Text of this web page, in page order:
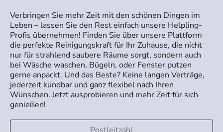
Verbringen Sie mehr Zeit mit den schönen Dingen im
Leben – lassen Sie den Rest einfach unsere Helpling-
Profis übernehmen! Finden Sie über unsere Plattform
die perfekte Reinigungskraft für Ihr Zuhause, die nicht
nur für strahlend saubere Räume sorgt, sondern auch
bei Wäsche waschen, Bügeln, oder Fenster putzen
gerne anpackt. Und das Beste? Keine langen Verträge,
jederzeit kündbar und ganz flexibel nach Ihren
Wünschen. Jetzt ausprobieren und mehr Zeit für sich
genießen!